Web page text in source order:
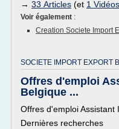
→ 33 Articles (et 1 Vidéos
Voir également :
Creation Societe Import
SOCIETE IMPORT EXPORT
Offres d'emploi
Belgique ...
Offres d'emploi Assistant
Dernières recherches